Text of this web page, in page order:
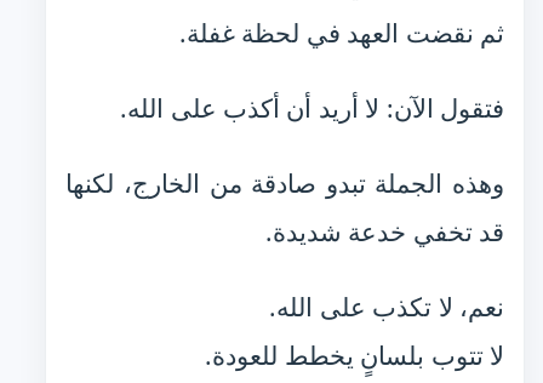
ثم نقضت العهد في لحظة غفلة.
فتقول الآن: لا أريد أن أكذب على الله.
وهذه الجملة تبدو صادقة من الخارج، لكنها
قد تخفي خدعة شديدة.
نعم، لا تكذب على الله.
لا تتوب بلسانٍ يخطط للعودة.